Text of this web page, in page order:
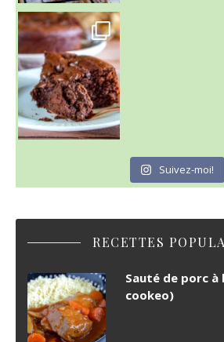
~ GÂTEAU FONDANT CHOCO NOISETTE ~
C'est lundi
Suivez-moi!
RECETTES
Sauté de porc à
cookeo)